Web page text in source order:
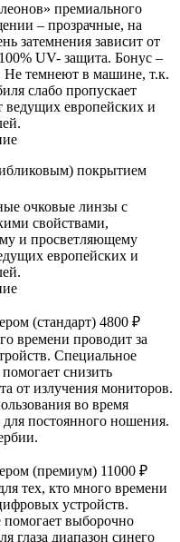
премиального
– прозрачные, на
затемнения зависит от
UV- защита. Бонус –
Не темнеют в машине, т.к.
слабо пропускает
ведущих европейских и
покрытием
очковые линзы с
свойствами,
и просветляющему
европейских и
(стандарт) 4800 ₽
времени проводит за
Специальное
снизить
от излучения мониторов.
во время
постоянного ношения.
(премиум) 11000 ₽
тех, кто много времени
устройств.
выборочно
глаза диапазон синего